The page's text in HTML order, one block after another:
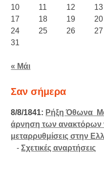
10
11 12 13
17
18 19 20
24
25 26 27
31
« Μάι
Σαν σήμερα
8/8/1841: Ρήξη Όθωνα 
άρνηση των ανακτόρων
μεταρρυθμίσεις στην
-Σχετικές αναρτήσεις